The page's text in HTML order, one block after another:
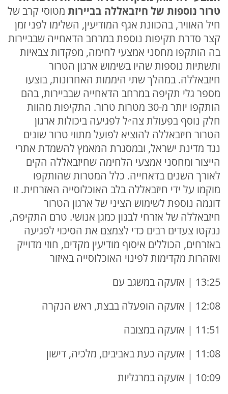
טרור נוספות של חיזבאללה בביירות מטוסי קרב של
חיל האוויר, בהכוונת אגף המודיעין, השלימו לפני זמן
קצר סדרת תקיפות נוספת במרחב הדאחייה שבביירות
בה הותקפו מחסני אמצעי לחימה, מפקדות צבאיות
ותשתיות נוספות שהיו בשימוש ארגון הטרור
חיזבאללה. במהלך שתי היממות האחרונות, בוצעו
מספר גלי תקיפה במרחב הדאחייה שבביירות, בהם
הותקפו יותר מ-30 מטרות טרור. התקיפות מהוות
חלק נוסף בפעולת צה״ל לפגיעה ביכולות ארגון
הטרור חיזבאללה להוציא לפועל מתווי טרור שונים
נגד מדינת ישראל, ובמסגרת המאמץ להשמדת אתרי
הייצור ומחסני אמצעי הלחימה שחיזבאללה הקים
לאורך השנים בדאחייה. כלל המטרות שהותקפו
מוקמו על ידי חיזבאללה בלב האוכלוסייה האזרחית. זו
דוגמה נוספת לשימוש הציני של ארגון הטרור
חיזבאללה של אזרחי לבנון כמגן אנושי. טרם התקיפה,
ננקטו צעדים רבים כדי לצמצם את הסיכוי לפגיעה
באזרחים, הכוללים איסוף מודיעין מקדים, חוזי מדוייק
ואזהרות מקדימות לפינוי האוכלוסייה באיזור
13:25 | אזעקה במשגב עם
12:08 | אזעקה הופעלה בבצת, ראש הנקרה
11:51 | אזעקה במצובה
11:08 | אזעקה כעת באביבים, מלכיה, דישון
10:09 | אזעקה במרגליות